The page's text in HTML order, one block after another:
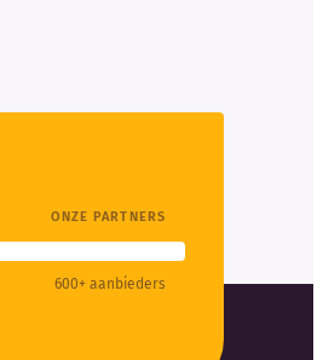
ONZE PARTNERS
600+ aanbieders